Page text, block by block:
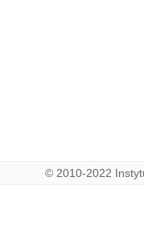
© 2010-2022